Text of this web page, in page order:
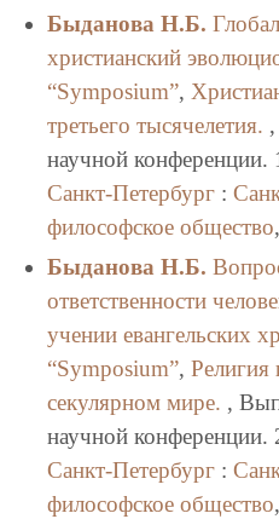
Быданова Н.Б.
христианский
“Symposium”,
третьего тысячелетия.
научной
Санкт-Петербург:
философское общество
Быданова Н.Б.
ответственности
учении евангельских
“Symposium”, Религия
секулярном мире. ,
научной конференции.
Санкт-Петербург:
философское общество